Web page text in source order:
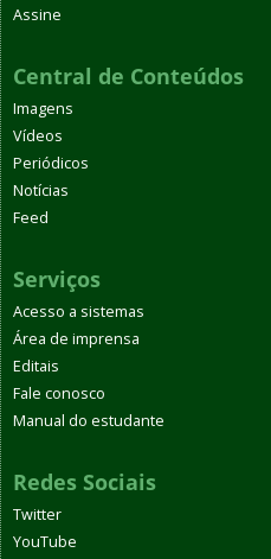
Assine
Central de Conteúdos
Imagens
Vídeos
Periódicos
Notícias
Feed
Serviços
Acesso a sistemas
Área de imprensa
Editais
Fale conosco
Manual do estudante
Redes Sociais
Twitter
YouTube